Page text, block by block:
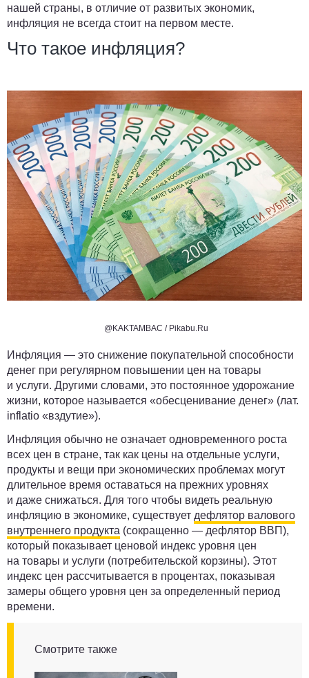
нашей страны, в отличие от развитых экономик,
инфляция не всегда стоит на первом месте.
Что такое инфляция?
@KAKTAMBAC / Pikabu.Ru
Инфляция — это снижение покупательной способности
денег при регулярном повышении цен на товары
и услуги. Другими словами, это постоянное удорожание
жизни, которое называется «обесценивание денег» (лат.
inflatio «вздутие»).
Инфляция обычно не означает одновременного роста
всех цен в стране, так как цены на отдельные услуги,
продукты и вещи при экономических проблемах могут
длительное время оставаться на прежних уровнях
и даже снижаться. Для того чтобы видеть реальную
инфляцию в экономике, существует дефлятор валового
внутреннего продукта (сокращенно — дефлятор ВВП),
который показывает ценовой индекс уровня цен
на товары и услуги (потребительской корзины). Этот
индекс цен рассчитывается в процентах, показывая
замеры общего уровня цен за определенный период
времени.
Смотрите также